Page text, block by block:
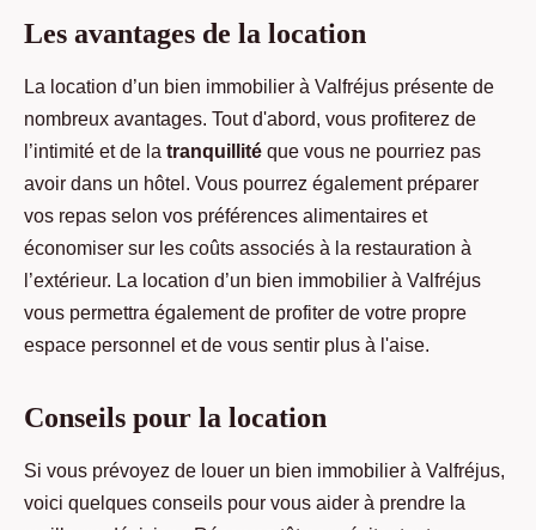
Les avantages de la location
La location d’un bien immobilier à Valfréjus présente de
nombreux avantages. Tout d'abord, vous profiterez de
l’intimité et de la tranquillité que vous ne pourriez pas
avoir dans un hôtel. Vous pourrez également préparer
vos repas selon vos préférences alimentaires et
économiser sur les coûts associés à la restauration à
l’extérieur. La location d’un bien immobilier à Valfréjus
vous permettra également de profiter de votre propre
espace personnel et de vous sentir plus à l'aise.
Conseils pour la location
Si vous prévoyez de louer un bien immobilier à Valfréjus,
voici quelques conseils pour vous aider à prendre la